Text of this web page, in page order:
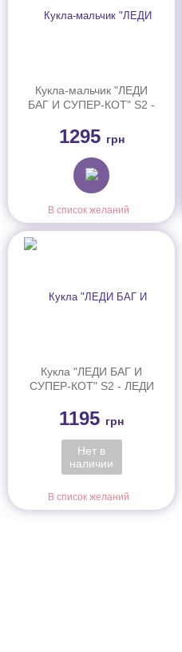
Кукла-мальчик "ЛЕДИ
БАГ И СУПЕР-КОТ" S2 -
аксес.)
1295 грн
В список желаний
Кукла "ЛЕДИ БАГ И
СУПЕР-КОТ" S2 - ЛЕДИ
1195 грн
Нет в
наличии
В список желаний